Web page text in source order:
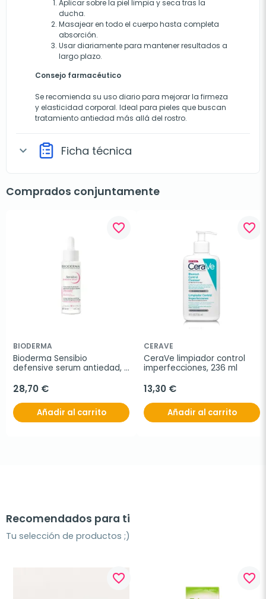
Aplicar sobre la piel limpia y seca tras la
ducha.
Masajear en todo el cuerpo hasta completa
absorción.
Usar diariamente para mantener resultados a
largo plazo.
Consejo farmacéutico
Se recomienda su uso diario para mejorar la firmeza
y elasticidad corporal. Ideal para pieles que buscan
tratamiento antiedad más allá del rostro.
expand_more Ficha técnica
Comprados conjuntamente
favorite_border
BIODERMA
Bioderma Sensibio
defensive serum antiedad,
28,70 €
Añadir al carrito
favorite_border
CERAVE
CeraVe limpiador control
imperfecciones, 236 ml
13,30 €
Añadir al carrito
Recomendados para ti
Tu selección de productos ;)
favorite_border favorite_border